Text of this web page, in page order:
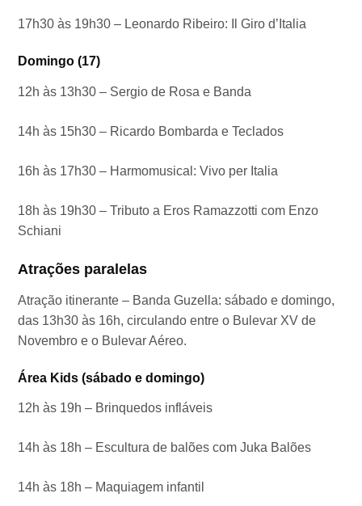
17h30 às 19h30 – Leonardo Ribeiro: Il Giro d’Italia
Domingo (17)
12h às 13h30 – Sergio de Rosa e Banda
14h às 15h30 – Ricardo Bombarda e Teclados
16h às 17h30 – Harmomusical: Vivo per Italia
18h às 19h30 – Tributo a Eros Ramazzotti com Enzo
Schiani
Atrações paralelas
Atração itinerante – Banda Guzella: sábado e domingo,
das 13h30 às 16h, circulando entre o Bulevar XV de
Novembro e o Bulevar Aéreo.
Área Kids (sábado e domingo)
12h às 19h – Brinquedos infláveis
14h às 18h – Escultura de balões com Juka Balões
14h às 18h – Maquiagem infantil